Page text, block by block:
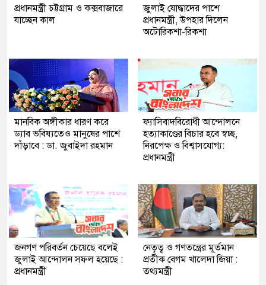
প্রধানমন্ত্রী চট্টগ্রাম ও কক্সবাজারে
যাচ্ছেন কাল
জুলাই যোদ্ধাদের পাশে
প্রধানমন্ত্রী, উপহার দিলেন
অটোরিকশা-রিকশা
মানবিক অঙ্গীকার ধারণ করে
ড্যাব ভবিষ্যতেও মানুষের পাশে
দাঁড়াবে : ডা. জুবাইদা রহমান
ফ্যাসিবাদবিরোধী আন্দোলনে
হত্যাকাণ্ডের বিচার হবে স্বচ্ছ,
নিরপেক্ষ ও বিশ্বাসযোগ্য:
প্রধানমন্ত্রী
জনগণ পরিবর্তন চেয়েছে বলেই
জুলাই আন্দোলন সফল হয়েছে :
প্রধানমন্ত্রী
নেতৃত্ব ও গণতন্ত্রের মূর্তমান
প্রতীক বেগম খালেদা জিয়া :
তথ্যমন্ত্রী